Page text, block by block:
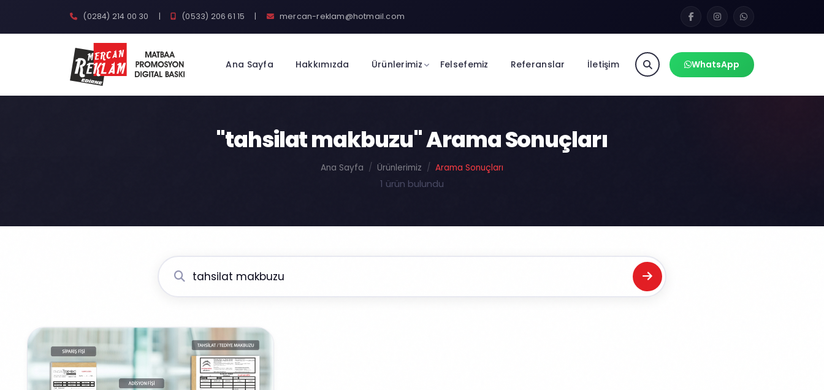
(0284) 214 00 30 | (0533) 206 61 15 | mercan-reklam@hotmail.com
Ana Sayfa Hakkımızda Ürünlerimiz Felsefemiz Referanslar İletişim WhatsApp
"tahsilat makbuzu" Arama Sonuçları
Ana Sayfa Ürünlerimiz Arama Sonuçları
1 ürün bulundu